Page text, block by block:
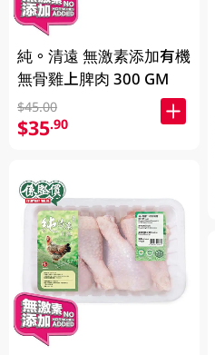
純。清遠 無激素添加有機
無骨雞上脾肉 300 GM
$45.00
$35.90